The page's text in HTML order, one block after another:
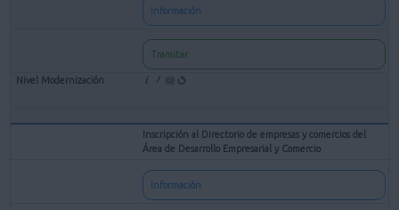
Información
Tramitar
Inscripción al Directorio de empresas y comercios del
Área de Desarrollo Empresarial y Comercio
Información